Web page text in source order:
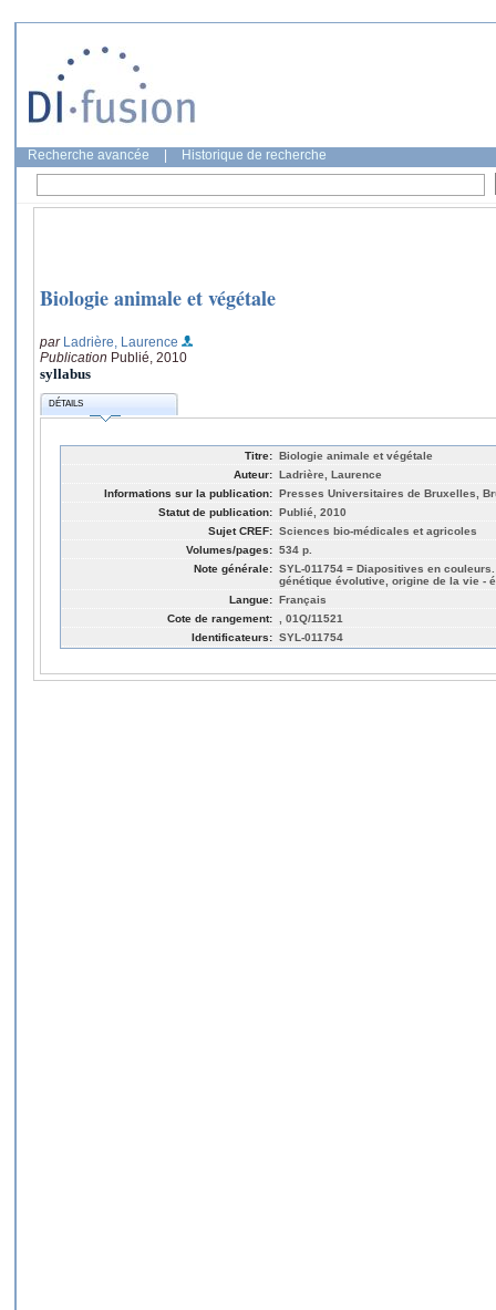
Recherche avancée Historique de recherche
Biologie animale et végétale
par Ladrière, Laurence
Publication Publié, 2010
syllabus
DÉTAILS
Titre: Biologie animale et végétale
Auteur: Ladrière, Laurence
Informations sur la publication: Presses Universitaires de Bruxelles,
Statut de publication: Publié, 2010
Sujet CREF: Sciences bio-médicales et agricoles
Volumes/pages: 534 p.
Note générale: SYL-011754 = Diapositives en
génétique évolutive, origine de la vie -
Langue: Français
Cote de rangement:
, 01Q/11521
Identificateurs: SYL-011754